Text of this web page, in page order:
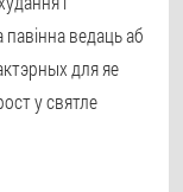
ведаць аб
для яе
у святле